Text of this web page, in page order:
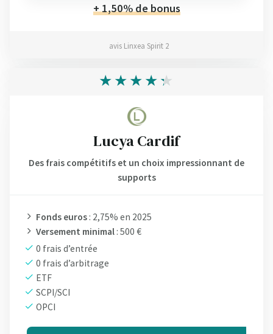
+ 1,50% de bonus
avis Linxea Spirit 2
Lucya Cardif
Des frais compétitifs et un choix impressionnant de
supports
Fonds euros : 2,75% en 2025
Versement minimal : 500 €
0 frais d’entrée
0 frais d’arbitrage
ETF
SCPI/SCI
OPCI